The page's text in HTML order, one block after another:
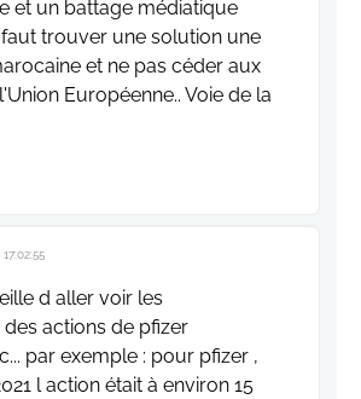
et un battage médiatique
trouver une solution une
et ne pas céder aux
Européenne.. Voie de la
d aller voir les
actions de pfizer
par exemple : pour pfizer ,
l action était à environ 15